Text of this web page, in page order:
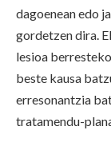
dagoenean edo
gordetzen dira.
lesioa
beste kausa
erresonantzia
tratamendu-